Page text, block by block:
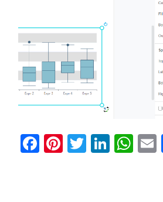
Facebook
Pinterest
Twitter